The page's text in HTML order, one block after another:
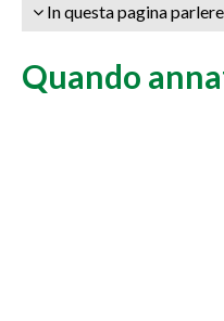
In questa pagina
Quando